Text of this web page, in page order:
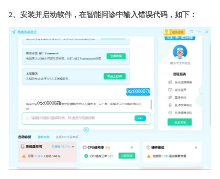
2、安装并启动软件，在智能问诊中输入错误代码，如下：
0xc000007b
0xc000007b